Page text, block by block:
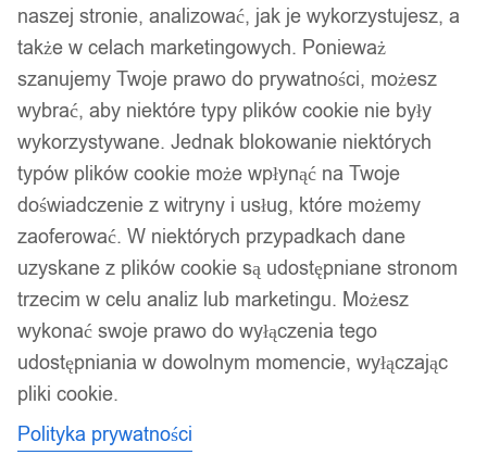
naszej stronie, analizować, jak je wykorzystujesz, a
także w celach marketingowych. Ponieważ
szanujemy Twoje prawo do prywatności, możesz
wybrać, aby niektóre typy plików cookie nie były
wykorzystywane. Jednak blokowanie niektórych
typów plików cookie może wpłynąć na Twoje
doświadczenie z witryny i usług, które możemy
zaoferować. W niektórych przypadkach dane
uzyskane z plików cookie są udostępniane stronom
trzecim w celu analiz lub marketingu. Możesz
wykonać swoje prawo do wyłączenia tego
udostępniania w dowolnym momencie, wyłączając
pliki cookie.
Polityka prywatności